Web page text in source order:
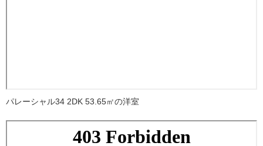
パレーシャル34 2DK 53.65㎡の洋室